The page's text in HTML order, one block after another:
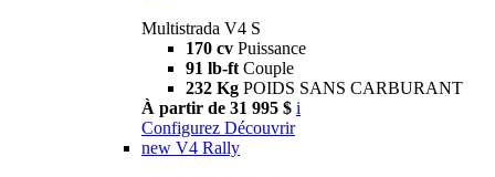
Multistrada V4 S
170 cv Puissance
91 lb-ft Couple
232 Kg POIDS SANS CARBURANT
À partir de 31 995 $ i
Configurez Découvrir
new V4 Rally